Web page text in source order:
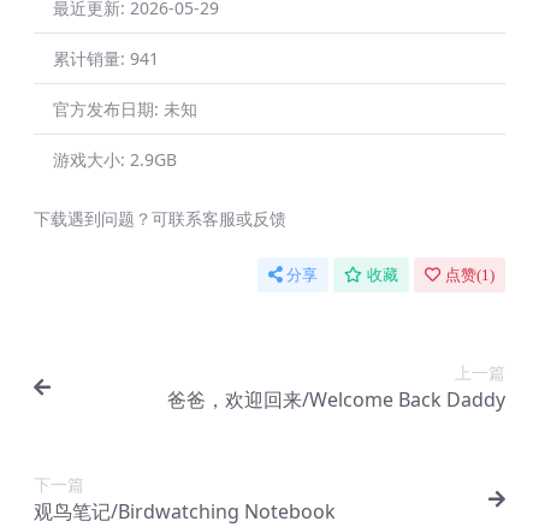
最近更新: 2026-05-29
累计销量: 941
官方发布日期: 未知
游戏大小: 2.9GB
下载遇到问题？可联系客服或反馈
分享 收藏 点赞(1)
上一篇
爸爸，欢迎回来/Welcome Back Daddy
下一篇
观鸟笔记/Birdwatching Notebook